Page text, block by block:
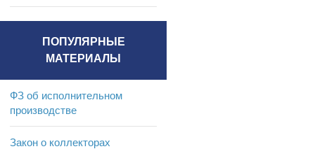
ПОПУЛЯРНЫЕ
МАТЕРИАЛЫ
ФЗ об исполнительном
производстве
Закон о коллекторах